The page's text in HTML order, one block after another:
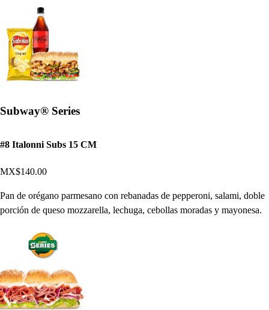
Subway® Series
#8 Italonni Subs 15 CM
MX$140.00
Pan de orégano parmesano con rebanadas de pepperoni, salami, doble
porción de queso mozzarella, lechuga, cebollas moradas y mayonesa.